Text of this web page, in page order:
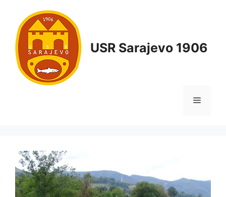
USR Sarajevo 1906